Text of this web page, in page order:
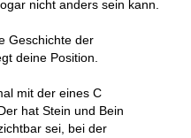
nicht anders sein kann.
Geschichte der
deine Position.
mit der eines C
hat Stein und Bein
sei, bei der